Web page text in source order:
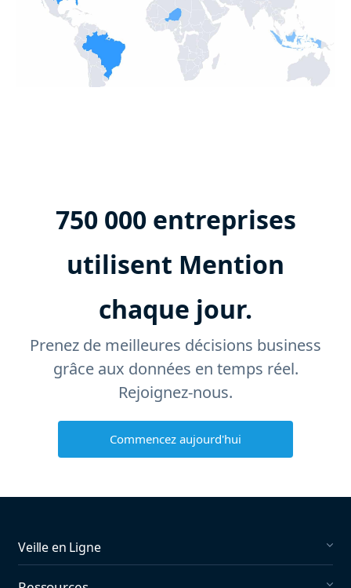
750 000 entreprises
utilisent Mention
chaque jour.
Prenez de meilleures décisions business
grâce aux données en temps réel.
Rejoignez-nous.
Commencez aujourd'hui
Veille en Ligne